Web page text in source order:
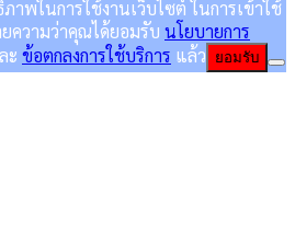
าพในการใช้งานเว็บไซต์ ในการเข้าใช้
ความว่าคุณได้ยอมรับ นโยบายการ
ะ ข้อตกลงการใช้บริการ แล้ว ยอมรับ